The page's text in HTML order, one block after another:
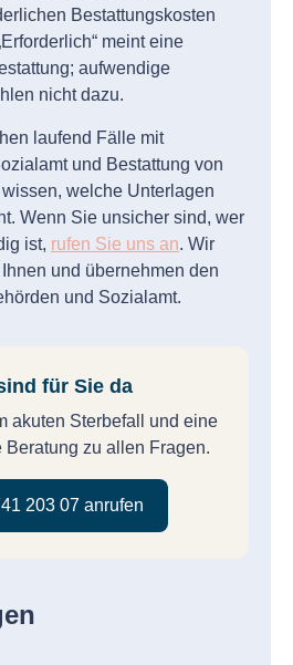
Bestattungskosten
meint eine
aufwendige
nicht dazu.
laufend Fälle mit
und Bestattung von
welche Unterlagen
Wenn Sie unsicher sind, wer
ist, rufen Sie uns an. Wir
und übernehmen den
und Sozialamt.
für Sie da
akuten Sterbefall und eine
Beratung zu allen Fragen.
203 07 anrufen